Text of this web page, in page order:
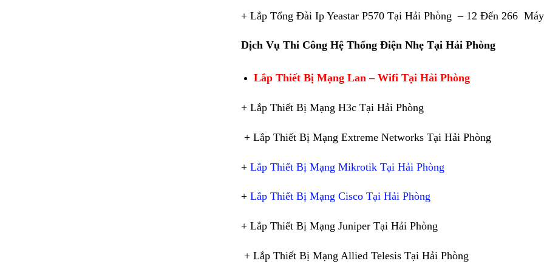
+ Lắp Tổng Đài Ip Yeastar P570 Tại Hải Phòng – 12 Đến 266
Dịch Vụ Thi Công Hệ Thống Điện Nhẹ Tại Hải Phòng
Lắp Thiết Bị Mạng Lan – Wifi Tại Hải Phòng
+ Lắp Thiết Bị Mạng H3c Tại Hải Phòng
+ Lắp Thiết Bị Mạng Extreme Networks Tại Hải Phòng
+ Lắp Thiết Bị Mạng Mikrotik Tại Hải Phòng
+ Lắp Thiết Bị Mạng Cisco Tại Hải Phòng
+ Lắp Thiết Bị Mạng Juniper Tại Hải Phòng
+ Lắp Thiết Bị Mạng Allied Telesis Tại Hải Phòng